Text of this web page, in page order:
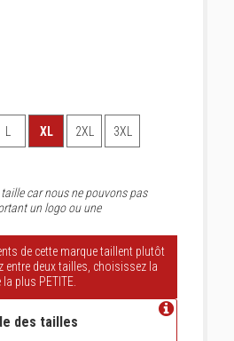
XL 2XL 3XL
car nous ne pouvons pas
un logo ou une
de cette marque taillent plutôt
entre deux tailles, choisissez la
plus PETITE.
des tailles